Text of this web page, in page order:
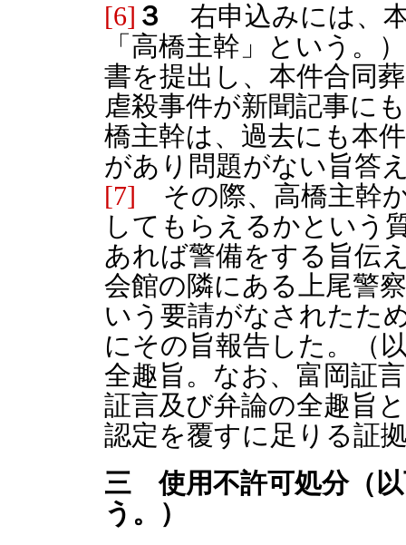
[6] ３
右申込みには、
「高橋主幹」という。
書を提出し、本件合同
虐殺事件が新聞記事に
橋主幹は、過去にも本
があり問題がない旨答
[7] その際、高橋主幹
してもらえるかという
あれば警備をする旨伝
会館の隣にある上尾警
いう要請がなされたた
にその旨報告した。（
全趣旨。なお、富岡証
証言及び弁論の全趣旨
認定を覆すに足りる証
三 使用不許可処分（
う。）